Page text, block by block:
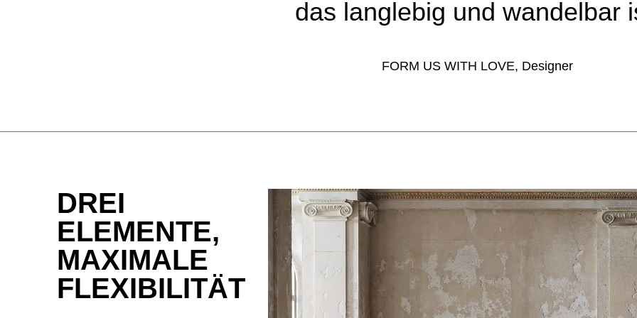
das langlebig und wandelbar
FORM US WITH LOVE, Designer
DREI
ELEMENTE,
MAXIMALE
FLEXIBILITÄT